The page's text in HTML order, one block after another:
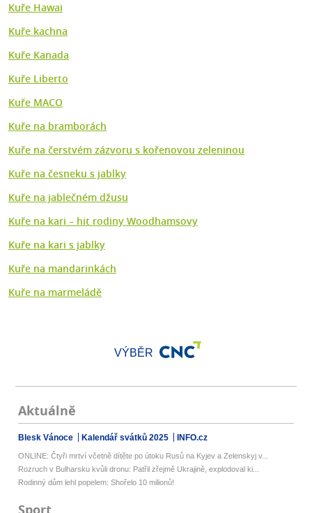
Kuře Hawai
Kuře kachna
Kuře Kanada
Kuře Liberto
Kuře MACO
Kuře na bramborách
Kuře na čerstvém zázvoru s kořenovou zeleninou
Kuře na česneku s jablky
Kuře na jablečném džusu
Kuře na kari – hit rodiny Woodhamsovy
Kuře na kari s jablky
Kuře na mandarinkách
Kuře na marmeládě
VÝBĚR
Aktuálně
Blesk Vánoce Kalendář svátků 2025 INFO.cz
ONLINE: Čtyři mrtví včetně dítěte po útoku Rusů na Kyjev a Zelenskyj v...
Rozruch v Bulharsku kvůli dronu: Patřil zřejmě Ukrajině, explodoval ki...
Rodinný dům lehl popelem: Shořelo 10 milionů!